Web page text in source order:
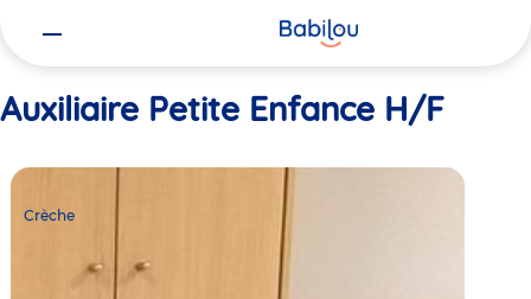
Auxiliaire Petite Enfance H/F
Crèche
Babilou
Antibes
Crèche